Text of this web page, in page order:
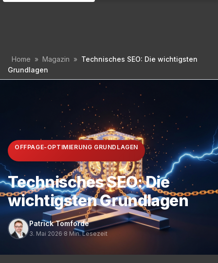
Inhalt
Home » Magazin » Technisches SEO: Die wichtigsten
Grundlagen
OFFPAGE-OPTIMIERUNG GRUNDLAGEN
Technisches SEO: Die
wichtigsten Grundlagen
Patrick Tomforde
3. Mai 2026·8 Min. Lesezeit